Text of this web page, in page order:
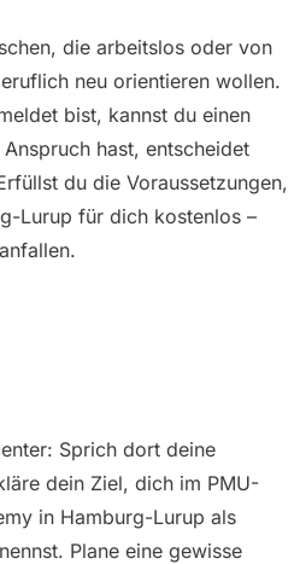
die arbeitslos oder von
neu orientieren wollen.
bist, kannst du einen
hast, entscheidet
du die Voraussetzungen,
Lurup für dich kostenlos –
Sprich dort deine
dein Ziel, dich im PMU-
in Hamburg-Lurup als
Plane eine gewisse